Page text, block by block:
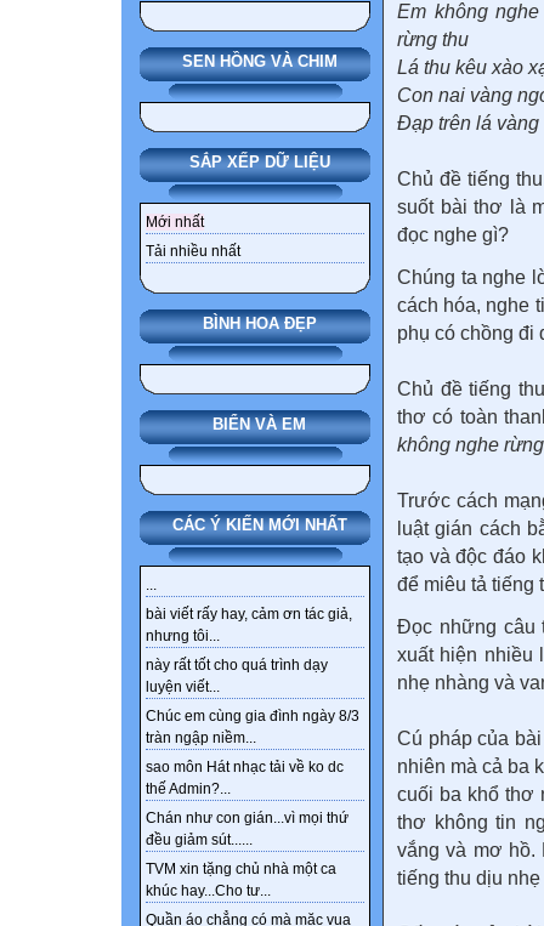
SEN HỒNG VÀ CHIM
SẮP XẾP DỮ LIỆU
Mới nhất
Tải nhiều nhất
BÌNH HOA ĐẸP
BIỂN VÀ EM
CÁC Ý KIẾN MỚI NHẤT
...
bài viết rấy hay, cảm ơn tác giả,
nhưng tôi...
này rất tốt cho quá trình dạy
luyện viết...
Chúc em cùng gia đình ngày 8/3
tràn ngập niềm...
sao môn Hát nhạc tải về ko dc
thế Admin?...
Chán như con gián...vì mọi thứ
đều giảm sút......
TVM xin tặng chủ nhà một ca
khúc hay...Cho tư...
Quần áo chẳng có mà mặc vua
Em không nghe
rừng thu
Lá thu kêu xào
Con nai vàng
Đạp trên lá vàng
Chủ đề tiếng
suốt bài thơ là
đọc nghe gì?
Chúng ta nghe
cách hóa, nghe
phụ có chồng đi
Chủ đề tiếng
thơ có toàn
không nghe rừng
Trước cách
luật gián cách
tạo và độc đáo
để miêu tả tiếng
Đọc những câu
xuất hiện nhiều
nhẹ nhàng và
Cú pháp của
nhiên mà cả ba
cuối ba khổ thơ
thơ không tin
vắng và mơ hồ.
tiếng thu dịu